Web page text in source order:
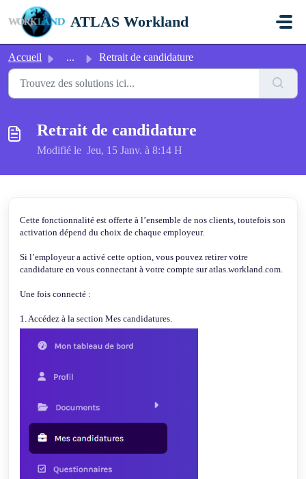
Passer au contenu principal
ATLAS Workland
Accueil ... Retrait de candidature
Retrait de candidature
Modifié le Jeu, 15 Janv. à 8:14 H
Cette fonctionnalité est offerte à l’ensemble de nos clients, toutefois son
activation dépend du choix de chaque employeur.
Si l’employeur a activé cette option, vous pouvez retirer votre
candidature en vous connectant à votre compte sur atlas.workland.com.
Une fois connecté :
1. Accédez à la section Mes candidatures.